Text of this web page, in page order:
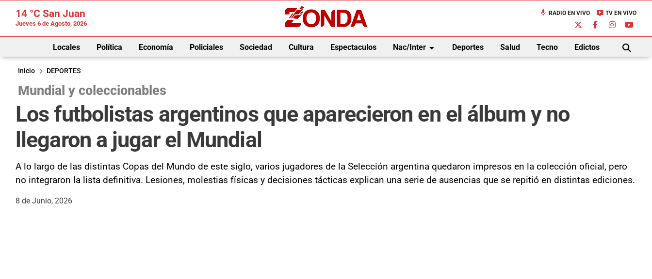
14 °C San Juan
Jueves 6 de Agosto, 2026
mic RADIO EN VIVO live_tv TV EN VIVO
Locales Política Economía Policiales Sociedad Cultura Espectaculos Nac/Interarrow_drop_down Deportes Salud Tecno Edictos
BUSCAR
Inicio
DEPORTES
Mundial y coleccionables
Los futbolistas argentinos que aparecieron en el álbum y no
llegaron a jugar el Mundial
A lo largo de las distintas Copas del Mundo de este siglo, varios jugadores de la Selección argentina quedaron impresos en la colección oficial, pero
no integraron la lista definitiva. Lesiones, molestias físicas y decisiones tácticas explican una serie de ausencias que se repitió en distintas ediciones.
8 de Junio, 2026